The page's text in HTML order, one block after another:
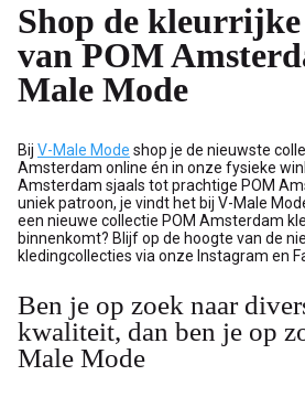
Shop de
van POM
Male Mode
Bij V-Male Mode shop je de nieuwste
Amsterdam online én in onze fysieke
Amsterdam sjaals tot prachtige POM
uniek patroon, je vindt het bij V-Male
een nieuwe collectie POM Amsterdam
binnenkomt? Blijf op de hoogte van de
kledingcollecties via onze Instagram en
Ben je op zoek naar
kwaliteit, dan ben je op
Male Mode